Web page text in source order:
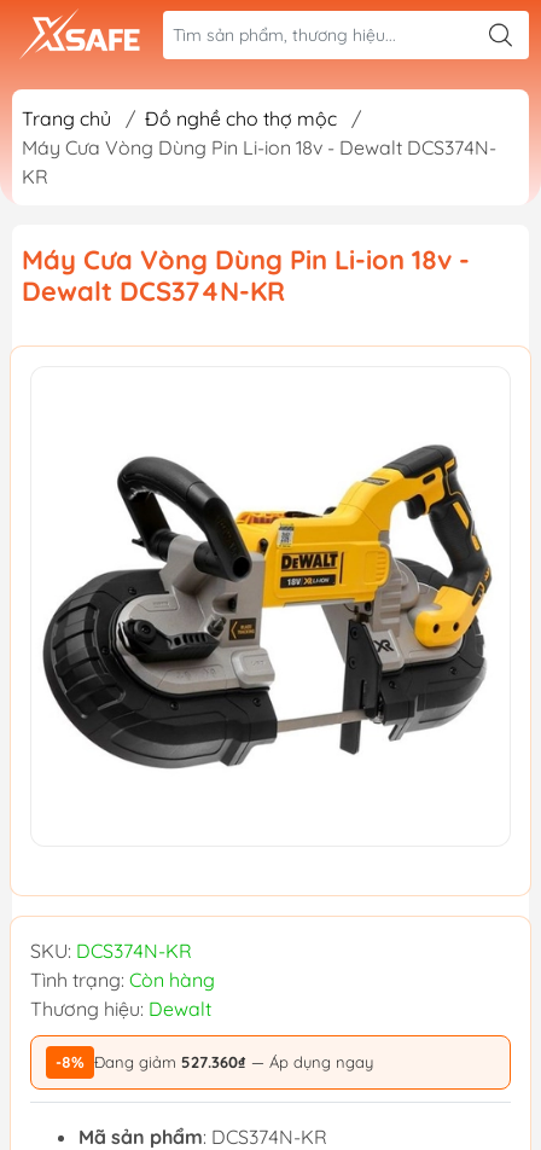
Trang chủ / Đồ nghề cho thợ mộc
/
Máy Cưa Vòng Dùng Pin Li-ion 18v - Dewalt DCS374N-
KR
Máy Cưa Vòng Dùng Pin Li-ion 18v -
Dewalt DCS374N-KR
SKU: DCS374N-KR
Tình trạng: Còn hàng
Thương hiệu: Dewalt
-8% Đang giảm 527.360₫ — Áp dụng ngay
Mã sản phẩm: DCS374N-KR